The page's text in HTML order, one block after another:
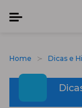
Home Dicas e